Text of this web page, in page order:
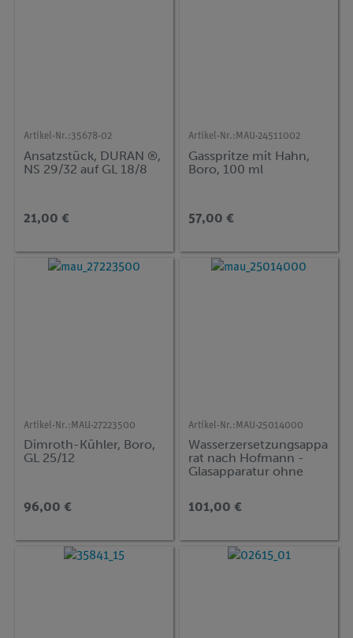
Artikel-Nr.:35678-02
Ansatzstück, DURAN ®,
NS 29/32 auf GL 18/8
21,00 €
Artikel-Nr.: MAU-24511002
Gasspritze mit Hahn,
Boro, 100 ml
57,00 €
Artikel-Nr.: MAU-27223500
Dimroth-Kühler, Boro,
GL 25/12
96,00 €
Artikel-Nr.: MAU-25014000
Wasserzersetzungsappa
rat nach Hofmann -
Glasapparatur ohne
101,00 €